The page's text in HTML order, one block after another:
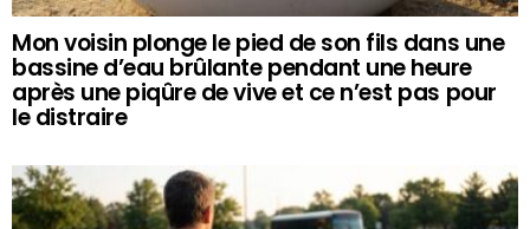
Mon voisin plonge le pied de son fils dans une
bassine d’eau brûlante pendant une heure
après une piqûre de vive et ce n’est pas pour
le distraire